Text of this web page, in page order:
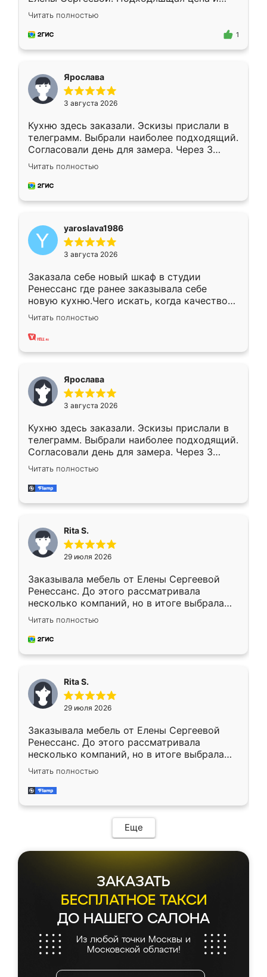
короткие сроки изготовления. Приехавший
для замера сотрудник Владислав
предложил по моему эскизу самый
Читать полностью
1
Ярослава
3 августа 2026
Кухню здесь заказали. Эскизы прислали в
телеграмм. Выбрали наиболее подходящий.
Согласовали день для замера. Через 3
недели кухня была уже готова. Остались
довольны работой. Спасибо Ренессанс
мебель за качественную работу!
Читать полностью
yaroslava1986
3 августа 2026
Заказала себе новый шкаф в студии
Ренессанс где ранее заказывала себе
новую кухню.Чего искать, когда качеством
вполне довольна. Служит кухня уже почти
два года, нареканий нет.
Читать полностью
Ярослава
3 августа 2026
Кухню здесь заказали. Эскизы прислали в
телеграмм. Выбрали наиболее подходящий.
Согласовали день для замера. Через 3
недели кухня была уже готова. Остались
довольны работой. Спасибо Ренессанс
мебель за качественную работу!
Читать полностью
Rita S.
29 июля 2026
Заказывала мебель от Елены Сергеевой
Ренессанс. До этого рассматривала
несколько компаний, но в итоге выбрала
эту. Сначала обговорили условия, потом
приехал замерщик, всё спокойно объяснил
и снял размеры. Изготовили в срок, с
каких-либо доработок. Качеством осталась
довольна, все выглядит так, как и ожидала.
Читать полностью
Rita S.
29 июля 2026
Заказывала мебель от Елены Сергеевой
Ренессанс. До этого рассматривала
несколько компаний, но в итоге выбрала
эту. Сначала обговорили условия, потом
приехал замерщик, всё спокойно объяснил
и снял размеры. Изготовили в срок, с
мебель сразу встала на свое место без
каких-либо доработок. Качеством осталась
довольна, все выглядит так, как и ожидала.
Читать полностью
Еще
ЗАКАЗАТЬ
БЕСПЛАТНОЕ ТАКСИ
ДО НАШЕГО САЛОНА
Из любой точки Москвы и
Московской области!